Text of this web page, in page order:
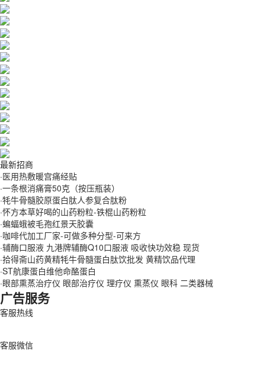
最新招商
·医用热敷暖宫痛经贴
·一条根消痛膏50克（按压瓶装）
·牦牛骨髓胶原蛋白肽人参复合肽粉
·怀方本草好喝的山药粉粒-铁棍山药粉粒
·蝙蝠蛾被毛孢红景天胶囊
·咖啡代加工厂家-可做多种分型-可来方
·辅酶口服液 九港牌辅酶Q10口服液 吸收快功效稳 现货
·拾得斋山药黄精牦牛骨髓蛋白肽饮批发 黄精饮品代理
·ST航康蛋白维他命酪蛋白
·眼部熏蒸治疗仪 眼部治疗仪 理疗仪 熏蒸仪 眼科 二类器械
广告服务
客服热线
客服微信